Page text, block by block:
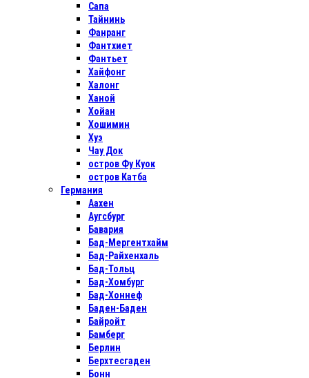
Сапа
Тайнинь
Фанранг
Фантхиет
Фантьет
Хайфонг
Халонг
Ханой
Хойан
Хошимин
Хуэ
Чау Док
остров Фу Куок
остров Катба
Германия
Аахен
Аугсбург
Бавария
Бад-Мергентхайм
Бад-Райхенхаль
Бад-Тольц
Бад-Хомбург
Бад-Хоннеф
Баден-Баден
Байройт
Бамберг
Берлин
Берхтесгаден
Бонн